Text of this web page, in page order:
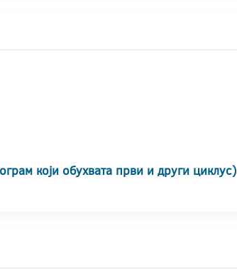
који обухвата први и други циклус)